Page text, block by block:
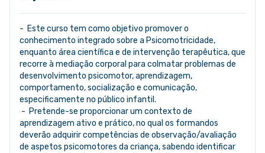
- Este curso tem como objetivo promover o
conhecimento integrado sobre a Psicomotricidade,
enquanto área científica e de intervenção terapêutica, que
recorre à mediação corporal para colmatar problemas de
desenvolvimento psicomotor, aprendizagem,
comportamento, socialização e comunicação,
especificamente no público infantil.
- Pretende-se proporcionar um contexto de
aprendizagem ativo e prático, no qual os formandos
deverão adquirir competências de observação/avaliação
de aspetos psicomotores da criança, sabendo identificar